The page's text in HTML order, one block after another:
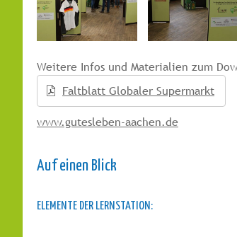
Weitere Infos und Materialien zum
Faltblatt Globaler Supermarkt
www.gutesleben-aachen.de
Auf einen Blick
ELEMENTE DER LERNSTATION: